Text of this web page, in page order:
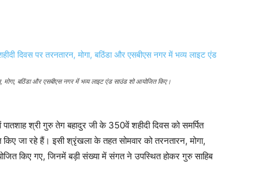
मोगा, बठिंडा और एसबीएस नगर में भव्य लाइट एंड साउंड शो आयोजित किए।
श्री गुरु तेग बहादुर जी के 350वें शहीदी दिवस को समर्पित
किए जा रहे हैं। इसी श्रृंखला के तहत सोमवार को तरनतारन, मोगा,
किए गए, जिनमें बड़ी संख्या में संगत ने उपस्थित होकर गुरु साहिब